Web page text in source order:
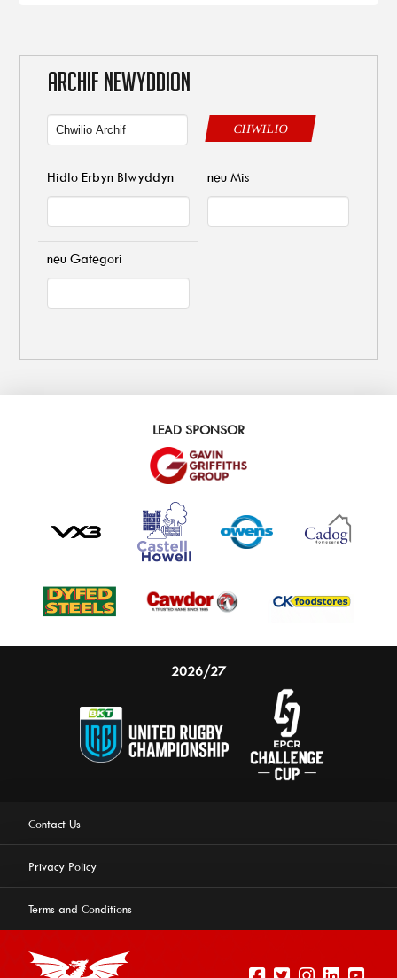
ARCHIF NEWYDDION
CHWILIO
Hidlo Erbyn Blwyddyn neu Mis
neu Gategori
LEAD SPONSOR
2026/27
Contact Us
Privacy Policy
Terms and Conditions